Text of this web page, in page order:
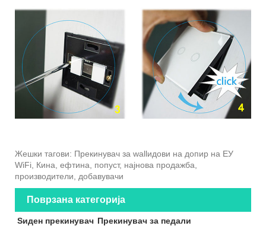
Жешки тагови: Прекинувач за wallидови на допир на ЕУ
WiFi, Кина, ефтина, попуст, најнова продажба,
производители, добавувачи
Поврзана категорија
Ѕиден прекинувач Прекинувач за педали